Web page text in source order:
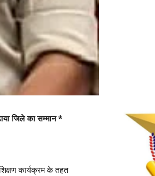
जिले का सम्मान *
कार्यक्रम के तहत